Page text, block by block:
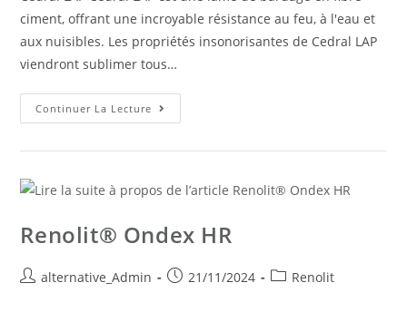
ciment, offrant une incroyable résistance au feu, à l'eau et
aux nuisibles. Les propriétés insonorisantes de Cedral LAP
viendront sublimer tous…
Continuer La Lecture
Renolit® Ondex HR
alternative_Admin 21/11/2024 Renolit